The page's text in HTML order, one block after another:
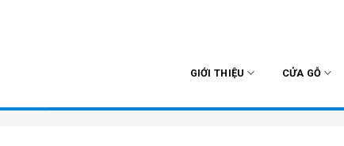
GIỚI THIỆU CỬA GỖ